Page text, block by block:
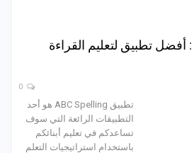
تحميل ABC Spelling: أفضل تطبيق لتعليم القراءة
تطبيق ABC Spelling هو أحد
التطبيقات الرائعة التي سوف
تساعدكم في تعليم أبنائكم
باستخدام استراتيجيات التعلم